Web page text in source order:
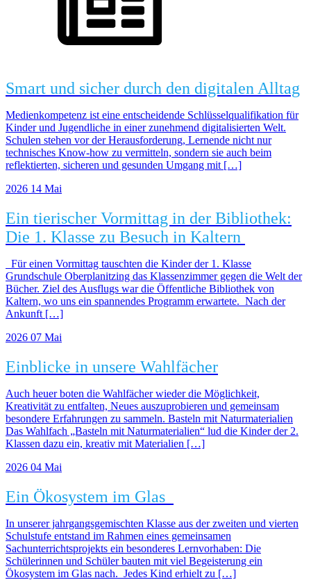
Smart und sicher durch den digitalen Alltag
Medienkompetenz ist eine entscheidende Schlüsselqualifikation für
Kinder und Jugendliche in einer zunehmend digitalisierten Welt.
Schulen stehen vor der Herausforderung, Lernende nicht nur
technisches Know-how zu vermitteln, sondern sie auch beim
reflektierten, sicheren und gesunden Umgang mit […]
2026 14 Mai
Ein tierischer Vormittag in der Bibliothek:
Die 1. Klasse zu Besuch in Kaltern
Für einen Vormittag tauschten die Kinder der 1. Klasse
Grundschule Oberplanitzing das Klassenzimmer gegen die Welt der
Bücher. Ziel des Ausflugs war die Öffentliche Bibliothek von
Kaltern, wo uns ein spannendes Programm erwartete. Nach der
Ankunft […]
2026 07 Mai
Einblicke in unsere Wahlfächer
Auch heuer boten die Wahlfächer wieder die Möglichkeit,
Kreativität zu entfalten, Neues auszuprobieren und gemeinsam
besondere Erfahrungen zu sammeln. Basteln mit Naturmaterialien
Das Wahlfach „Basteln mit Naturmaterialien“ lud die Kinder der 2.
Klassen dazu ein, kreativ mit Materialien […]
2026 04 Mai
Ein Ökosystem im Glas
In unserer jahrgangsgemischten Klasse aus der zweiten und vierten
Schulstufe entstand im Rahmen eines gemeinsamen
Sachunterrichtsprojekts ein besonderes Lernvorhaben: Die
Schülerinnen und Schüler bauten mit viel Begeisterung ein
Ökosystem im Glas nach. Jedes Kind erhielt zu […]